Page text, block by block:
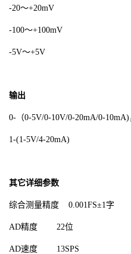
-20～+20mV
-100～+100mV
-5V～+5V
输出
0-（0-5V/0-10V/0-20mA/0-10mA)
1-(1-5V/4-20mA)
其它详细参数
综合测量精度 0.001FS±1字
AD精度 22位
AD速度 13SPS